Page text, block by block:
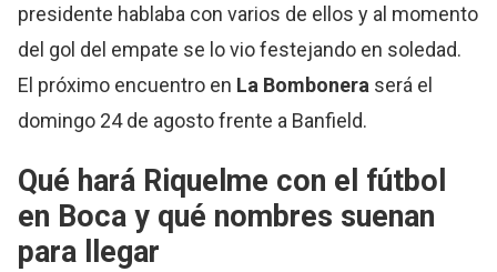
presidente hablaba con varios de ellos y al momento
del gol del empate se lo vio festejando en soledad.
El próximo encuentro en La Bombonera será el
domingo 24 de agosto frente a Banfield.
Qué hará Riquelme con el fútbol
en Boca y qué nombres suenan
para llegar